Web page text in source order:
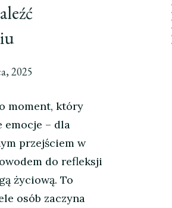
2025
moment, który
emocje – dla
przejściem w
do refleksji
życiową. To
osób zaczyna